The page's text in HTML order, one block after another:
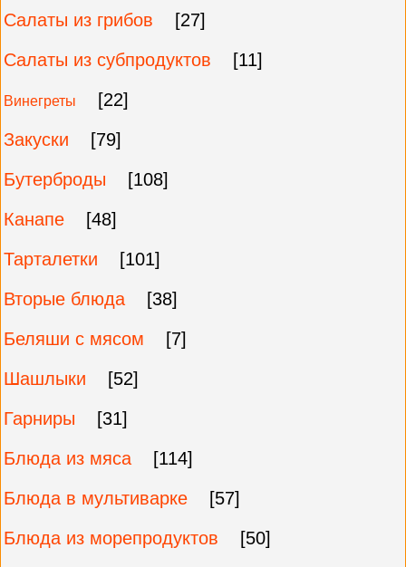
Салаты из грибов
[27]
Салаты из субпродуктов
[11]
Винегреты
[22]
Закуски
[79]
Бутерброды
[108]
Канапе
[48]
Тарталетки
[101]
Вторые блюда
[38]
Беляши с мясом
[7]
Шашлыки
[52]
Гарниры
[31]
Блюда из мяса
[114]
Блюда в мультиварке
[57]
Блюда из морепродуктов
[50]